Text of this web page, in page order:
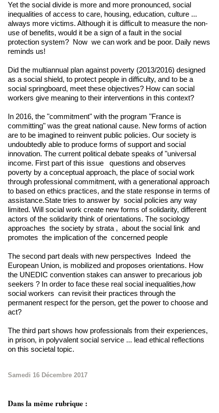
Yet the social divide is more and more pronounced, social
inequalities of access to care, housing, education, culture ...
always more victims. Although it is difficult to measure the non-
use of benefits, would it be a sign of a fault in the social
protection system? Now we can work and be poor. Daily news
reminds us!
Did the multiannual plan against poverty (2013/2016) designed
as a social shield, to protect people in difficulty, and to be a
social springboard, meet these objectives? How can social
workers give meaning to their interventions in this context?
In 2016, the "commitment" with the program "France is
committing" was the great national cause. New forms of action
are to be imagined to reinvent public policies. Our society is
undoubtedly able to produce forms of support and social
innovation. The current political debate speaks of "universal
income. First part of this issue questions and observes
poverty by a conceptual approach, the place of social work
through professional commitment, with a generational approach
to based on ethics practices, and the state response in terms of
assistance.State tries to answer by social policies any way
limited. Will social work create new forms of solidarity, different
actors of the solidarity think of orientations. The sociology
approaches the society by strata , about the social link and
promotes the implication of the concerned people
The second part deals with new perspectives Indeed the
European Union, is mobilized and proposes orientations. How
the UNEDIC convention stakes can answer to precarious job
seekers ? In order to face these real social inequalities,how
social workers can revisit their practices through the
permanent respect for the person, get the power to choose and
act?
The third part shows how professionals from their experiences,
in prison, in polyvalent social service ... lead ethical reflections
on this societal topic.
Samedi 16 Décembre 2017
Dans la même rubrique :